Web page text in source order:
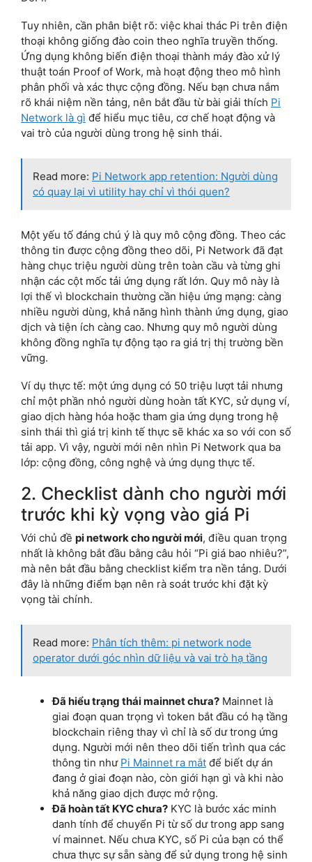
Tuy nhiên, cần phân biệt rõ: việc khai thác Pi trên điện
thoại không giống đào coin theo nghĩa truyền thống.
Ứng dụng không biến điện thoại thành máy đào xử lý
thuật toán Proof of Work, mà hoạt động theo mô hình
phân phối và xác thực cộng đồng. Nếu bạn chưa nắm
rõ khái niệm nền tảng, nên bắt đầu từ bài giải thích Pi
Network là gì để hiểu mục tiêu, cơ chế hoạt động và
vai trò của người dùng trong hệ sinh thái.
Read more: Pi Network app retention: Người dùng
có quay lại vì utility hay chỉ vì thói quen?
Một yếu tố đáng chú ý là quy mô cộng đồng. Theo các
thông tin được cộng đồng theo dõi, Pi Network đã đạt
hàng chục triệu người dùng trên toàn cầu và từng ghi
nhận các cột mốc tải ứng dụng rất lớn. Quy mô này là
lợi thế vì blockchain thường cần hiệu ứng mạng: càng
nhiều người dùng, khả năng hình thành ứng dụng, giao
dịch và tiện ích càng cao. Nhưng quy mô người dùng
không đồng nghĩa tự động tạo ra giá trị thị trường bền
vững.
Ví dụ thực tế: một ứng dụng có 50 triệu lượt tải nhưng
chỉ một phần nhỏ người dùng hoàn tất KYC, sử dụng ví,
giao dịch hàng hóa hoặc tham gia ứng dụng trong hệ
sinh thái thì giá trị kinh tế thực sẽ khác xa so với con số
tải app. Vì vậy, người mới nên nhìn Pi Network qua ba
lớp: cộng đồng, công nghệ và ứng dụng thực tế.
2. Checklist dành cho người mới
trước khi kỳ vọng vào giá Pi
Với chủ đề pi network cho người mới, điều quan trọng
nhất là không bắt đầu bằng câu hỏi “Pi giá bao nhiêu?”,
mà nên bắt đầu bằng checklist kiểm tra nền tảng. Dưới
đây là những điểm bạn nên rà soát trước khi đặt kỳ
vọng tài chính.
Read more: Phân tích thêm: pi network node
operator dưới góc nhìn dữ liệu và vai trò hạ tầng
Đã hiểu trạng thái mainnet chưa? Mainnet là
giai đoạn quan trọng vì token bắt đầu có hạ tầng
blockchain riêng thay vì chỉ là số dư trong ứng
dụng. Người mới nên theo dõi tiến trình qua các
thông tin như Pi Mainnet ra mắt để biết dự án
đang ở giai đoạn nào, còn giới hạn gì và khi nào
khả năng giao dịch được mở rộng.
Đã hoàn tất KYC chưa? KYC là bước xác minh
danh tính để chuyển Pi từ số dư trong app sang
ví mainnet. Nếu chưa KYC, số Pi của bạn có thể
chưa thực sự sẵn sàng để sử dụng trong hệ sinh